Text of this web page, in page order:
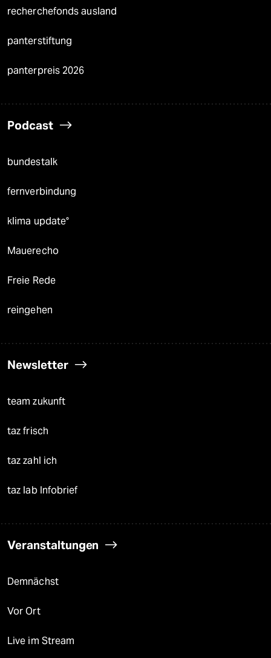
recherchefonds ausland
panterstiftung
panterpreis 2026
Podcast
bundestalk
fernverbindung
klima update°
Mauerecho
Freie Rede
reingehen
Newsletter
team zukunft
taz frisch
taz zahl ich
taz lab Infobrief
Veranstaltungen
Demnächst
Vor Ort
Live im Stream